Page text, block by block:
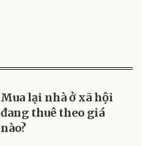
Mua lại nhà ở xã hội
đang thuê theo giá
nào?